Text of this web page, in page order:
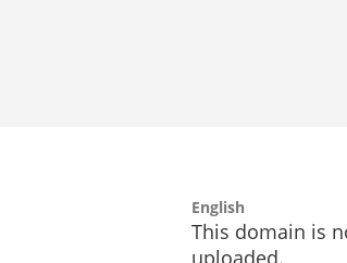
English
This domain is
uploaded.